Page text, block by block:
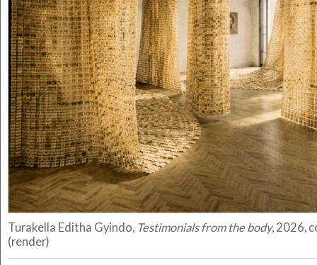
Turakella Editha Gyindo, Testimonials from the body, 2026,
(render)